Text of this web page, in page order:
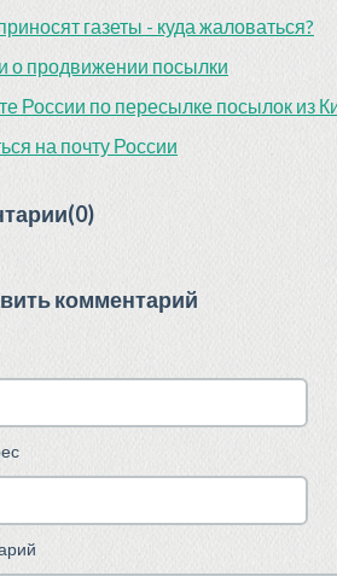
газеты - куда жаловаться?
о продвижении посылки
России по пересылке посылок из
на почту России
комментарий